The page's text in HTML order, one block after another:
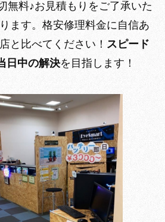
無料♪お見積もりをご了承いた
ます。 格安修理料金に自信あ
と比べてください！ スピード
日中の解決を目指します！